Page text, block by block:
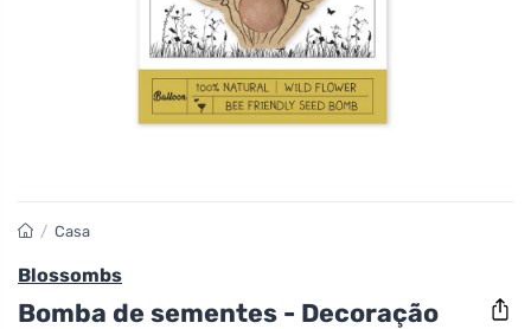
/ Casa
Blossombs
Bomba de sementes - Decoração